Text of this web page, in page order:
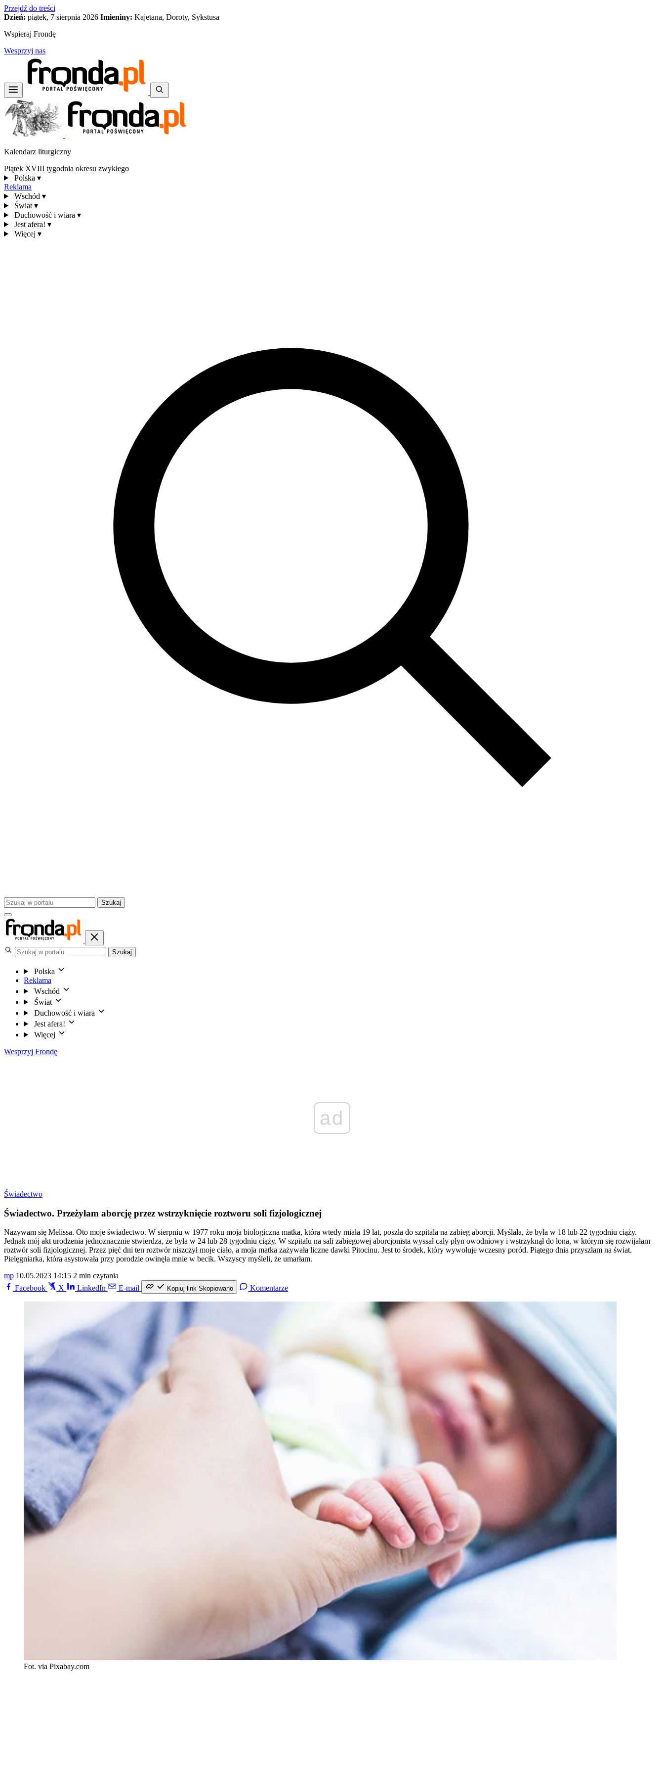
Przejdź do treści
Dzień: piątek, 7 sierpnia 2026 Imieniny: Kajetana, Doroty, Sykstusa
Wspieraj Frondę
Wesprzyj nas
Kalendarz liturgiczny
Piątek XVIII tygodnia okresu zwykłego
Polska ▾
Reklama
Wschód ▾
Świat ▾
Duchowość i wiara ▾
Jest afera! ▾
Więcej ▾
Szukaj
Szukaj
Polska
Reklama
Wschód
Świat
Duchowość i wiara
Jest afera!
Więcej
Wesprzyj Frondę
ad
Świadectwo
Świadectwo. Przeżyłam aborcję przez wstrzyknięcie roztworu soli fizjologicznej
Nazywam się Melissa. Oto moje świadectwo. W sierpniu w 1977 roku moja biologiczna matka, która wtedy miała 19 lat, poszła do szpitala na zabieg aborcji. Myślała, że była w 18 lub 22 tygodniu ciąży.
Jednak mój akt urodzenia jednoznacznie stwierdza, że była w 24 lub 28 tygodniu ciąży. W szpitalu na sali zabiegowej aborcjonista wyssał cały płyn owodniowy i wstrzyknął do łona, w którym się rozwijałam
roztwór soli fizjologicznej. Przez pięć dni ten roztwór niszczył moje ciało, a moja matka zażywała liczne dawki Pitocinu. Jest to środek, który wywołuje wczesny poród. Piątego dnia przyszłam na świat.
Pielęgniarka, która asystowała przy porodzie owinęła mnie w becik. Wszyscy myśleli, że umarłam.
mp 10.05.2023 14:15 2 min czytania
Facebook
X LinkedIn E-mail Kopiuj link Skopiowano Komentarze
Fot. via Pixabay.com